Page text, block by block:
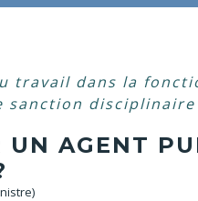
travail dans la
sanction disciplinaire
UN AGENT